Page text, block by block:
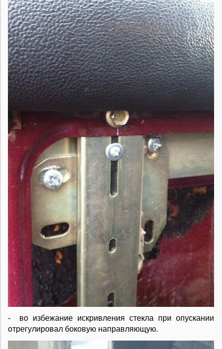
- во избежание искривления стекла при опускании
отрегулировал боковую направляющую.